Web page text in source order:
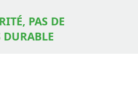
PAS DE
DURABLE